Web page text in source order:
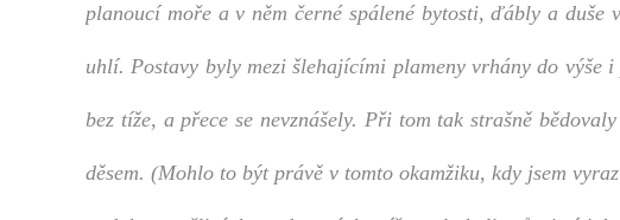
planoucí moře a v něm černé spálené bytosti, ďábly a
uhlí. Postavy byly mezi šlehajícími plameny vrhány do
bez tíže, a přece se nevznášely. Při tom tak strašně
děsem. (Mohlo to být právě v tomto okamžiku, kdy jsem